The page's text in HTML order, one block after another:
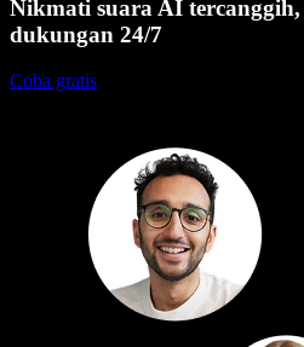
Nikmati suara AI
dukungan 24/7
Coba gratis